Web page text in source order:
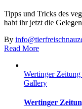
Tipps und Tricks des
habt ihr jetzt die
By
Read More
Wertinger
Gallery
Wertinger